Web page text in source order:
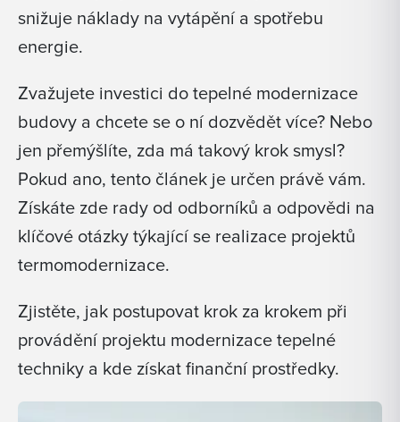
snižuje náklady na vytápění a spotřebu
energie.
Zvažujete investici do tepelné modernizace
budovy a chcete se o ní dozvědět více? Nebo
jen přemýšlíte, zda má takový krok smysl?
Pokud ano, tento článek je určen právě vám.
Získáte zde rady od odborníků a odpovědi na
klíčové otázky týkající se realizace projektů
termomodernizace.
Zjistěte, jak postupovat krok za krokem při
provádění projektu modernizace tepelné
techniky a kde získat finanční prostředky.